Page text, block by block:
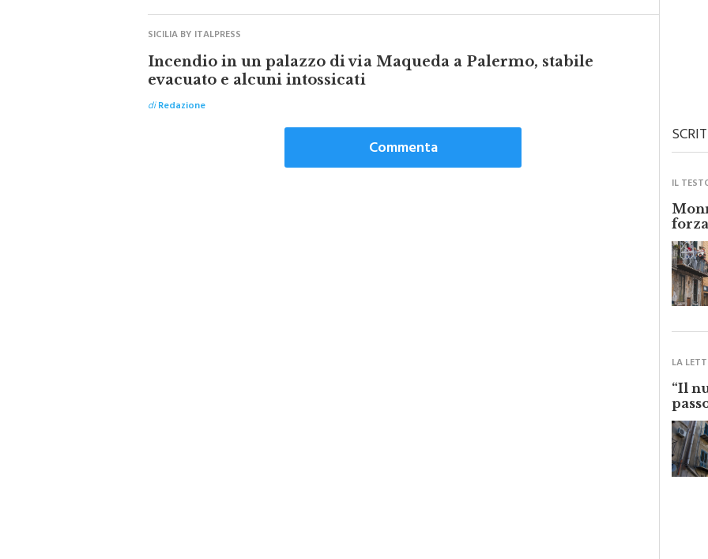
SICILIA BY ITALPRESS
Incendio in un palazzo di via Maqueda a Palermo, stabile
evacuato e alcuni intossicati
diRedazione
Commenta
IL
LA
“Il